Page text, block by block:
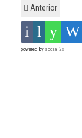
Anterior
powered by social2s